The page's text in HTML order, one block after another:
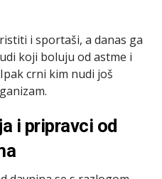
i sportaši, a danas ga
koji boluju od astme i
crni kim nudi još
i pripravci od